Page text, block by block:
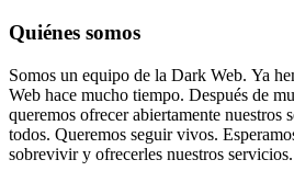
Quiénes somos
Somos un equipo de la Dark Web. Ya
Web hace mucho tiempo. Después de
queremos ofrecer abiertamente nuestros
todos. Queremos seguir vivos.
sobrevivir y ofrecerles nuestros servicios.